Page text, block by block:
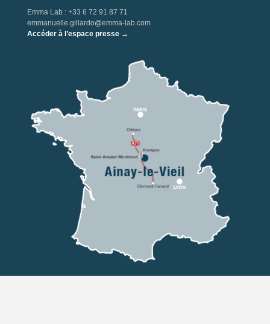
Emma Lab : +33 6 72 91 87 71
emmanuelle.gillardo@emma-lab.com
Accéder à l’espace presse →